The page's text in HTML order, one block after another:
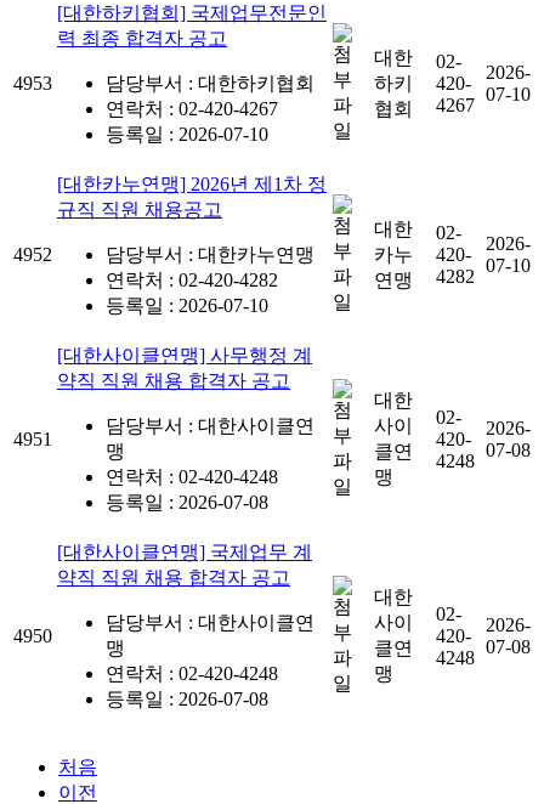
4953
[대한하키협회] 국제업무전문인
력 최종 합격자 공고
담당부서 : 대한하키협회
연락처 : 02-420-4267
등록일 : 2026-07-10
대한
하키
협회
02-
420-
4267
2026-
07-10
4952
[대한카누연맹] 2026년 제1차 정
규직 직원 채용공고
담당부서 : 대한카누연맹
연락처 : 02-420-4282
등록일 : 2026-07-10
대한
카누
연맹
02-
420-
4282
2026-
07-10
4951
[대한사이클연맹] 사무행정 계
약직 직원 채용 합격자 공고
담당부서 : 대한사이클연
맹
연락처 : 02-420-4248
등록일 : 2026-07-08
대한
사이
클연
맹
02-
420-
4248
2026-
07-08
4950
[대한사이클연맹] 국제업무 계
약직 직원 채용 합격자 공고
담당부서 : 대한사이클연
맹
연락처 : 02-420-4248
등록일 : 2026-07-08
대한
사이
클연
맹
02-
420-
4248
2026-
07-08
처음
이전